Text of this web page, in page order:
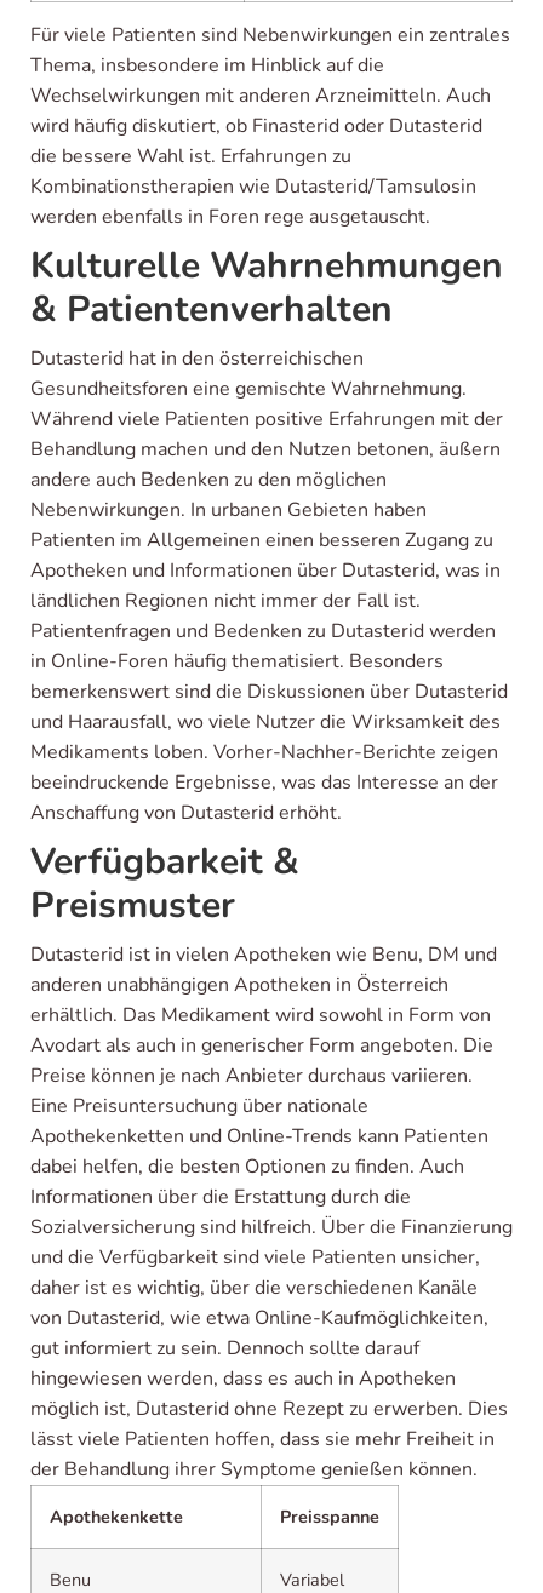
Für viele Patienten sind Nebenwirkungen ein zentrales
Thema, insbesondere im Hinblick auf die
Wechselwirkungen mit anderen Arzneimitteln. Auch
wird häufig diskutiert, ob Finasterid oder Dutasterid
die bessere Wahl ist. Erfahrungen zu
Kombinationstherapien wie Dutasterid/Tamsulosin
werden ebenfalls in Foren rege ausgetauscht.
Kulturelle Wahrnehmungen
& Patientenverhalten
Dutasterid hat in den österreichischen
Gesundheitsforen eine gemischte Wahrnehmung.
Während viele Patienten positive Erfahrungen mit der
Behandlung machen und den Nutzen betonen, äußern
andere auch Bedenken zu den möglichen
Nebenwirkungen. In urbanen Gebieten haben
Patienten im Allgemeinen einen besseren Zugang zu
Apotheken und Informationen über Dutasterid, was in
ländlichen Regionen nicht immer der Fall ist.
Patientenfragen und Bedenken zu Dutasterid werden
in Online-Foren häufig thematisiert. Besonders
bemerkenswert sind die Diskussionen über Dutasterid
und Haarausfall, wo viele Nutzer die Wirksamkeit des
Medikaments loben. Vorher-Nachher-Berichte zeigen
beeindruckende Ergebnisse, was das Interesse an der
Anschaffung von Dutasterid erhöht.
Verfügbarkeit &
Preismuster
Dutasterid ist in vielen Apotheken wie Benu, DM und
anderen unabhängigen Apotheken in Österreich
erhältlich. Das Medikament wird sowohl in Form von
Avodart als auch in generischer Form angeboten. Die
Preise können je nach Anbieter durchaus variieren.
Eine Preisuntersuchung über nationale
Apothekenketten und Online-Trends kann Patienten
dabei helfen, die besten Optionen zu finden. Auch
Informationen über die Erstattung durch die
Sozialversicherung sind hilfreich. Über die Finanzierung
und die Verfügbarkeit sind viele Patienten unsicher,
daher ist es wichtig, über die verschiedenen Kanäle
von Dutasterid, wie etwa Online-Kaufmöglichkeiten,
gut informiert zu sein. Dennoch sollte darauf
hingewiesen werden, dass es auch in Apotheken
möglich ist, Dutasterid ohne Rezept zu erwerben. Dies
lässt viele Patienten hoffen, dass sie mehr Freiheit in
der Behandlung ihrer Symptome genießen können.
Apothekenkette Preisspanne
Benu Variabel